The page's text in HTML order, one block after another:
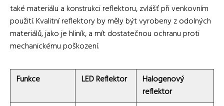
také materiálu a konstrukci reflektoru, zvlášť při venkovním
použití. Kvalitní reflektory by měly být vyrobeny z odolných
materiálů, jako je hliník, a mít dostatečnou ochranu proti
mechanickému poškození.
Funkce LED Reflektor
Halogenový
reflektor